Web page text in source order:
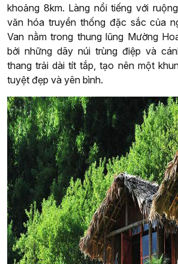
khoảng 8km. Làng nổi tiếng với
văn hóa truyền thống đặc sắc của
Van nằm trong thung lũng Mường
bởi những dãy núi trùng điệp và
thang trải dài tít tắp, tạo nên một
tuyệt đẹp và yên bình.